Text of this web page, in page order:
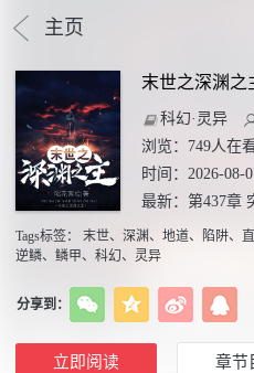
主页
末世之深渊之
科幻·灵异
浏览： 749人在
时间：2026-08-
最新： 第437章
Tags标签： 末世、 深渊、 地道、 陷阱、
逆鳞、 鳞甲、 科幻、 灵异
分享到：
立即阅读 章节